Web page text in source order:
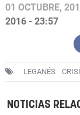
01 OCTUBRE,
2016 - 23:57
LEGANÉS
NOTICIAS